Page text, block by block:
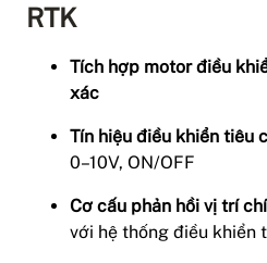
RTK
Tích hợp motor điều
xác
Tín hiệu điều khiển tiêu
0–10V, ON/OFF
Cơ cấu phản hồi vị trí
với hệ thống điều khiển